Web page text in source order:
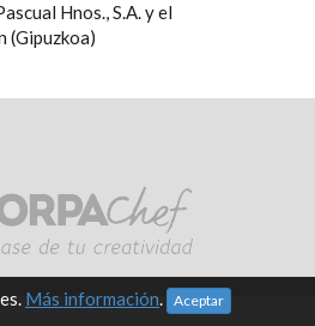
Hnos., S.A. y el
(Gipuzkoa)
Más información. Aceptar